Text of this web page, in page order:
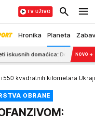
Hronika Planeta
TV UŽIVO
domaćica: Dodajte samo dve
NOVO →
550 kvadratnih kilometara
OBRANE